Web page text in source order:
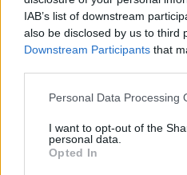
IAB’s list of downstream
also be disclosed by us to third
Downstream Participants that
Personal Data Processing
I want to opt-out of the
personal data.
Opted In